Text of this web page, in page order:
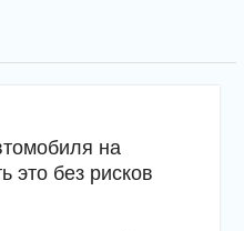
на
это без рисков